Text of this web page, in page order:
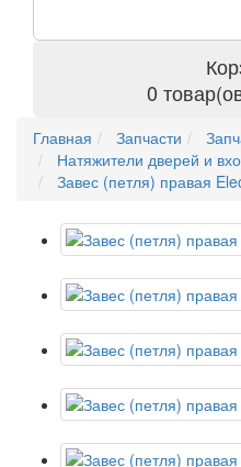
0
Главная Запчасти
Натяжители дверей и
Завес (петля) правая